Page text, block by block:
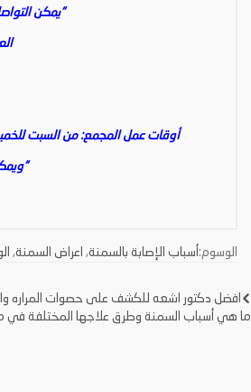
“يمكن
أوقات عمل المجمع: من السبت
الوسوم: أسباب الإصابة بالسمنة, اعراض السمنة,
تصفّح
افضل دكتور اشعه للكشف على حصوات المراره
ما هي أسباب السمنة وطرق علاجها المختلفة في